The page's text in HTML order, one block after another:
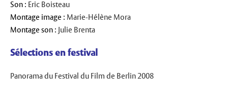
Son : Eric Boisteau
Montage image : Marie-Hélène Mora
Montage son : Julie Brenta
Sélections en festival
Panorama du Festival du Film de Berlin 2008